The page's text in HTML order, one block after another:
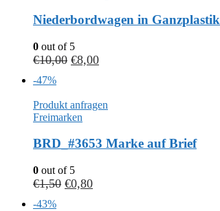
Niederbordwagen in
0 out of 5
€10,00 €8,00
-47%
Produkt anfragen
Freimarken
BRD_#3653 Marke auf Brief
0 out of 5
€1,50 €0,80
-43%